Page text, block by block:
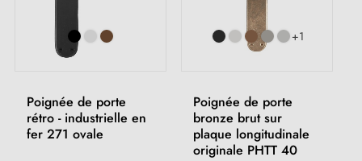
Poignée de porte
rétro - industrielle en
fer 271 ovale
+1
Poignée de porte
bronze brut sur
plaque longitudinale
originale PHTT 40